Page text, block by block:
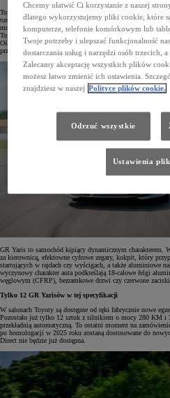
Toyota GR Yaris to jeden z ostatnich prawdziwie
turbodoładowany, trzycylindrowy silnik o pojemności 1,6
momentu obrotowego. Opracowany we współpracy z
Toyoty GR Yaris ma napęd na cztery koła GR FOUR oraz
Ośmiobiegowa skrzynia automatyczna GAZOO Racing
przełożeń, a sześciobiegowa skrzynia manualna to
GR Yaris to samochód kipiący dynamicznym charakterem.
za kierownicą, efektowne cyfrowe zegary, kokpit, który
startujących w rajdach czy wyścigach, a także aluminiowe
wyczynowy charakter auta podkreślają 18-calowe felgi
węglowym (CFRP), bezramkowe drzwi czy czerwone
Tylko 12 GR Yarisów w tej specyfikacji
W salonach Toyoty są dostępne od ręki fabrycznie nowe
Pozostało już tylko 12 sztuk z silnikiem o mocy 280 KM i
przekładnią automatyczną. To ostatni moment na
po homologacji w 2025 roku zostaną dostosowane do
Direct nie będzie już dostępna.
Chcemy ułatwić Ci korzystanie z naszej
dlatego wykorzystujemy pliki cookie, które
komputerze, telefonie komórkowym lub
Twoje potrzeby i ulepszać funkcjonalność
dostarczania usług i narzędzi osób trzecich,
Zalecamy akceptację wszystkich plików
możesz łatwo zmienić ich ustawienia.
znajdziesz w naszej Polityce plików cookie.
Odrzuć wszystkie
Ustawienia